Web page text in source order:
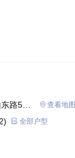
路55
查看地图
全部户型